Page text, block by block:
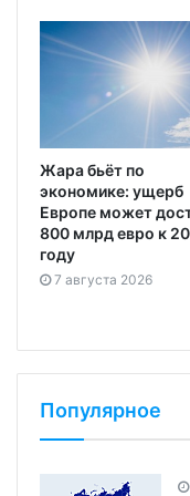
Жара бьёт по
экономике: ущерб
Европе может
800 млрд евро к
году
7 августа 2026
Популярное